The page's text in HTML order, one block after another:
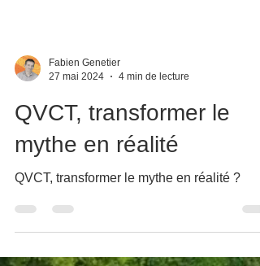
27 mai 2024
4 min de lecture
QVCT, transformer le
mythe en réalité
QVCT, transformer le mythe en réalité ?